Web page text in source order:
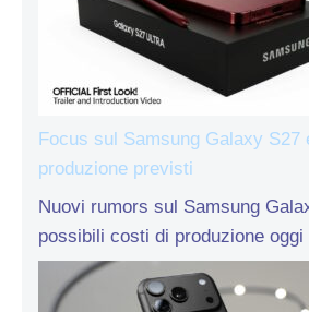
Focus sul Samsung Galaxy S27
produzione previsti
Nuovi rumors sul Samsung
possibili costi di produzione oggi